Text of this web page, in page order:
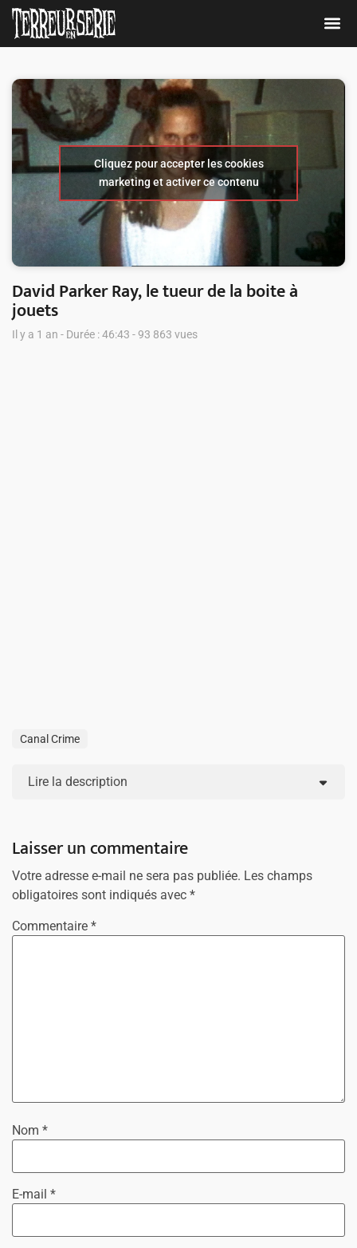
Cliquez pour accepter les cookies
marketing et activer ce contenu
David Parker Ray, le tueur de la boite à
jouets
Il y a 1 an - Durée : 46:43 - 93 863 vues
Canal Crime
Lire la description
Laisser un commentaire
Votre adresse e-mail ne sera pas publiée. Les champs
obligatoires sont indiqués avec *
Commentaire *
Nom *
E-mail *